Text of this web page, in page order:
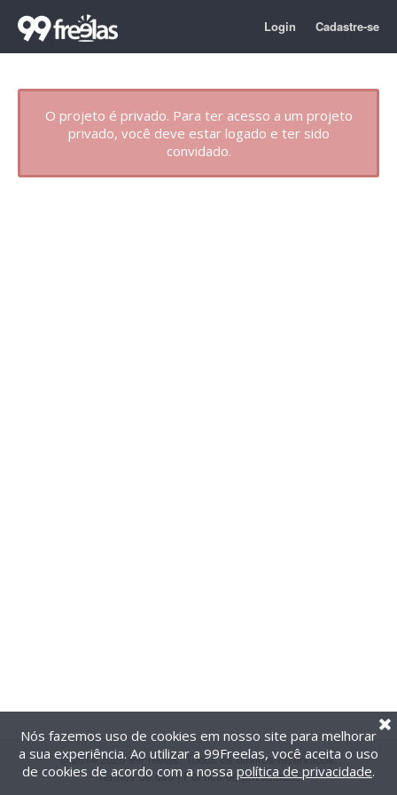
Login Cadastre-se
O projeto é privado. Para ter acesso a um projeto
privado, você deve estar logado e ter sido
convidado.
@2014-2026 99Freelas. Todos os direitos reservados.
Termos de uso| Política de privacidade
Nós fazemos uso de cookies em nosso site para melhorar
a sua experiência. Ao utilizar a 99Freelas, você aceita o uso
de cookies de acordo com a nossa política de privacidade.